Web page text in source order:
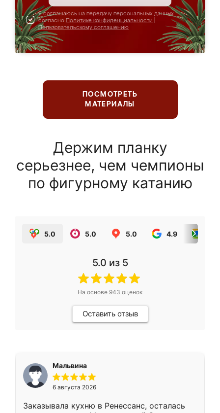
Я соглашаюсь на передачу персональных данных
согласно Политике конфиденциальности
Пользовательскому соглашению
ПОСМОТРЕТЬ
МАТЕРИАЛЫ
Держим планку
серьезнее, чем чемпионы
по фигурному катанию
5.0 5.0 5.0 4.9
5.0 из 5
На основе 943 оценок
Оставить отзыв
Мальвина
6 августа 2026
Заказывала кухню в Ренессанс, осталась